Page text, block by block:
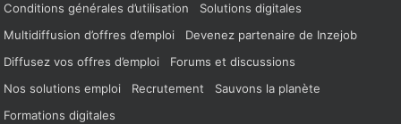
Conditions générales d’utilisation
Solutions digitales
Multidiffusion d’offres d’emploi
Devenez partenaire de Inzejob
Diffusez vos offres d’emploi
Forums et discussions
Nos solutions emploi
Recrutement
Sauvons la planète
Formations digitales